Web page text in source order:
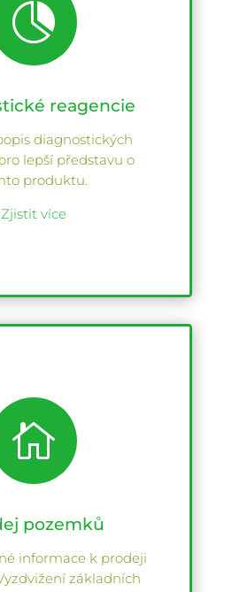

reagencie
diagnostických
lepší představu o
produktu.
Zjistit více

pozemků
informace k prodeji
základních